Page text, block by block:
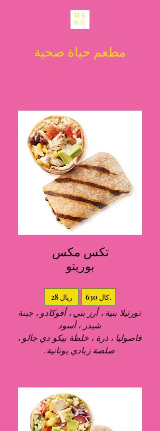
ME
NU
مطعم حياة صحية
تكس مكس
بوريتو
28 ريال 630 كال.
تورتيلا بنية ، أرز بني ، أفوكادو ، جبنة
شيدر ، أسود
فاصوليا ، ذرة ، خلطة بيكو دي جالو ،
صلصة زبادي يونانية.